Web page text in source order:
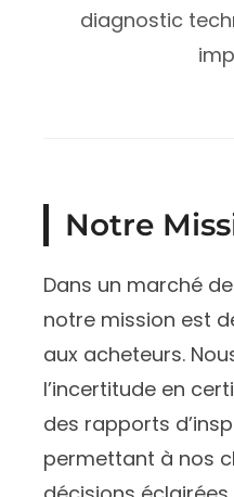
diagnostic
Notre
Dans un marché
notre mission est
aux acheteurs.
l’incertitude en
des rapports
permettant à nos